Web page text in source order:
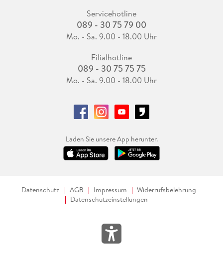
Servicehotline
089 - 30 75 79 00
Mo. - Sa. 9.00 - 18.00 Uhr
Filialhotline
089 - 30 75 75 75
Mo. - Sa. 9.00 - 18.00 Uhr
Laden Sie unsere App herunter.
Datenschutz AGB Impressum
Widerrufsbelehrung
Datenschutzeinstellungen